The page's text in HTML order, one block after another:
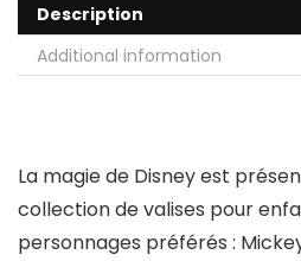
Description
Additional information
La magie de Disney est
collection de valises pour
personnages préférés :